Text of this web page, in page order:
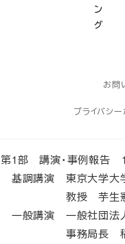
ン
グ
お問
プライバシー
としたシンポジウムです
【日時】2021年2月3日（
開会挨拶 13:00-13:05
第1部 講演・事例報告
基調講演 東京大学大
教授 芋生憲
一般講演 一般社団法
事務局長 稲